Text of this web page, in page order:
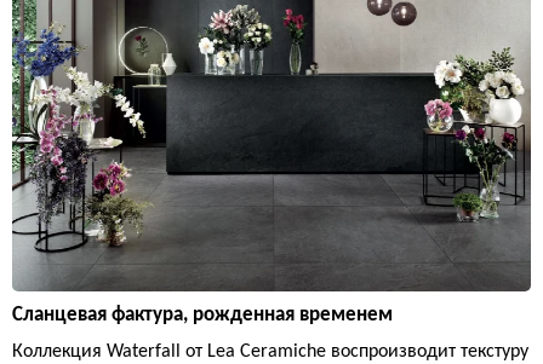
Сланцевая фактура, рожденная временем
Коллекция Waterfall от Lea Ceramiche воспроизводит текстуру